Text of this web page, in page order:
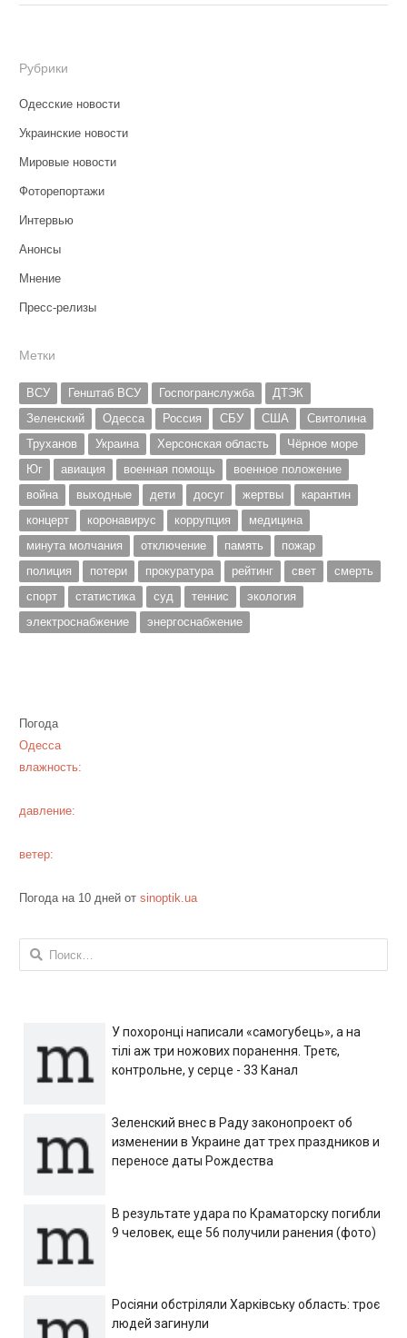
Рубрики
Одесские новости
Украинские новости
Мировые новости
Фоторепортажи
Интервью
Анонсы
Мнение
Пресс-релизы
Метки
ВСУ Генштаб ВСУ Госпогранслужба
ДТЭК
Зеленский
Одесса Россия СБУ США
Свитолина
Труханов
Украина Херсонская область
Чёрное море
Юг
авиация военная помощь
военное положение
война
выходные дети досуг жертвы
карантин
концерт
коронавирус коррупция
медицина
минута молчания
отключение память
пожар
полиция
потери прокуратура рейтинг свет
смерть
спорт
статистика суд теннис
экология
электроснабжение
энергоснабжение
Погода
Одесса
влажность:
давление:
ветер:
Погода на 10 дней от sinoptik.ua
Найти:
У похоронці написали «самогубець», а на
тілі аж три ножових поранення. Третє,
контрольне, у серце - 33 Канал
Зеленский внес в Раду законопроект об
изменении в Украине дат трех праздников и
переносе даты Рождества
В результате удара по Краматорску погибли
9 человек, еще 56 получили ранения (фото)
Росіяни обстріляли Харківську область: троє
людей загинули